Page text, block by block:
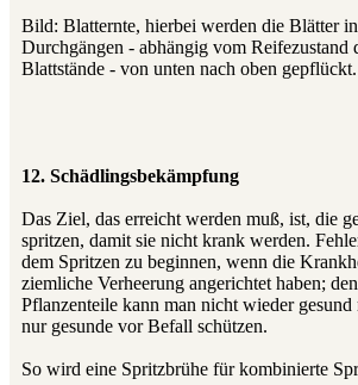
Bild: Blatternte, hierbei werden die Blätter
Durchgängen - abhängig vom Reifezustand
Blattstände - von unten nach oben gepflückt.
12. Schädlingsbekämpfung
Das Ziel, das erreicht werden muß, ist, die
spritzen, damit sie nicht krank werden.
dem Spritzen zu beginnen, wenn die
ziemliche Verheerung angerichtet haben;
Pflanzenteile kann man nicht wieder gesund
nur gesunde vor Befall schützen.
So wird eine Spritzbrühe für kombinierte